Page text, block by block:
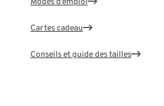
Cartes cadeau
Conseils et guide des tailles